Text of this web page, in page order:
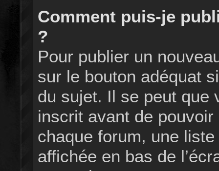
Comment puis-je
?
Pour publier un
sur le bouton adéquat
du sujet. Il se peut que
inscrit avant de
chaque forum, une
affichée en bas de